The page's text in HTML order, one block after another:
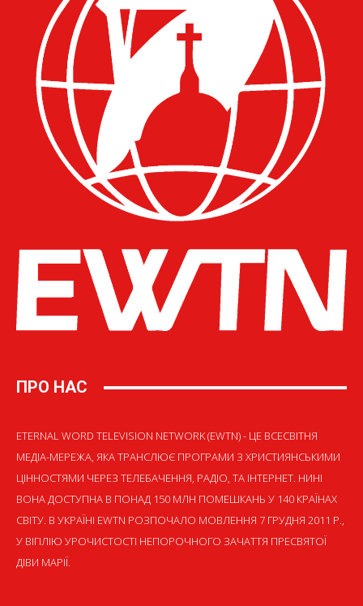
ПРО НАС
ETERNAL WORD TELEVISION NETWORK (EWTN) - ЦЕ ВСЕСВІТНЯ
МЕДІА-МЕРЕЖА, ЯКА ТРАНСЛЮЄ ПРОГРАМИ З ХРИСТИЯНСЬКИМИ
ЦІННОСТЯМИ ЧЕРЕЗ ТЕЛЕБАЧЕННЯ, РАДІО, ТА ІНТЕРНЕТ. НИНІ
ВОНА ДОСТУПНА В ПОНАД 150 МЛН ПОМЕШКАНЬ У 140 КРАЇНАХ
СВІТУ. В УКРАЇНІ EWTN РОЗПОЧАЛО МОВЛЕННЯ 7 ГРУДНЯ 2011 Р.,
У ВІГІЛІЮ УРОЧИСТОСТІ НЕПОРОЧНОГО ЗАЧАТТЯ ПРЕСВЯТОЇ
ДІВИ МАРІЇ.